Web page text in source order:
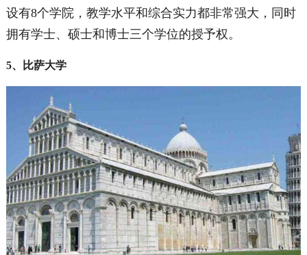
设有8个学院，教学水平和综合实力都非常强大，同时
拥有学士、硕士和博士三个学位的授予权。
5、比萨大学